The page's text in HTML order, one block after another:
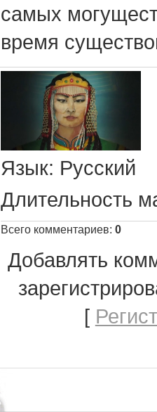
самых
время
Язык: Русский
Длительность
Всего комментариев: 0
Добавлять
[